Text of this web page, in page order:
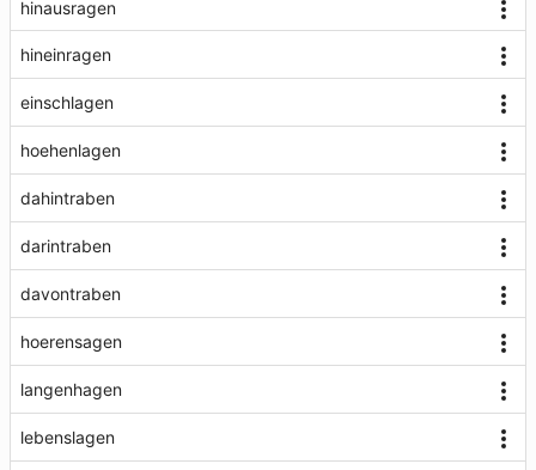
hinausragen
hineinragen
einschlagen
hoehenlagen
dahintraben
darintraben
davontraben
hoerensagen
langenhagen
lebenslagen